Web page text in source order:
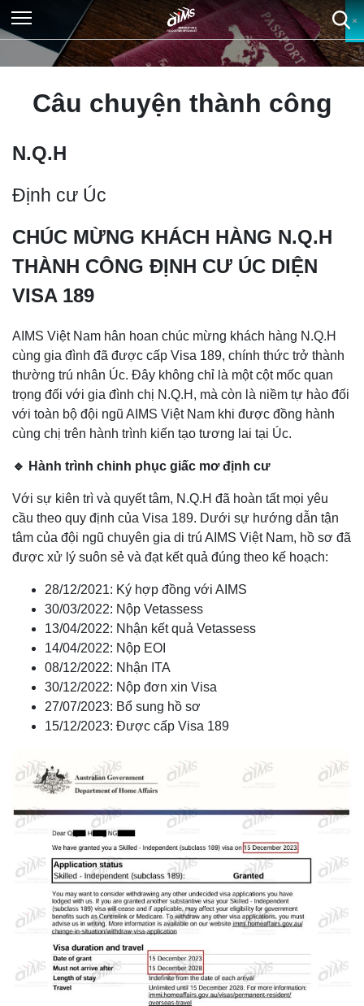
Câu chuyện thành công
N.Q.H
Định cư Úc
CHÚC MỪNG KHÁCH HÀNG N.Q.H
THÀNH CÔNG ĐỊNH CƯ ÚC DIỆN
VISA 189
AIMS Việt Nam hân hoan chúc mừng khách hàng N.Q.H
cùng gia đình đã được cấp Visa 189, chính thức trở thành
thường trú nhân Úc. Đây không chỉ là một cột mốc quan
trọng đối với gia đình chị N.Q.H, mà còn là niềm tự hào đối
với toàn bộ đội ngũ AIMS Việt Nam khi được đồng hành
cùng chị trên hành trình kiến tạo tương lai tại Úc.
🔹 Hành trình chinh phục giấc mơ định cư
Với sự kiên trì và quyết tâm, N.Q.H đã hoàn tất mọi yêu
cầu theo quy định của Visa 189. Dưới sự hướng dẫn tận
tâm của đội ngũ chuyên gia di trú AIMS Việt Nam, hồ sơ đã
được xử lý suôn sẻ và đạt kết quả đúng theo kế hoạch:
28/12/2021: Ký hợp đồng với AIMS
30/03/2022: Nộp Vetassess
13/04/2022: Nhận kết quả Vetassess
14/04/2022: Nộp EOI
08/12/2022: Nhận ITA
30/12/2022: Nộp đơn xin Visa
27/07/2023: Bổ sung hồ sơ
15/12/2023: Được cấp Visa 189
×
×
×
×